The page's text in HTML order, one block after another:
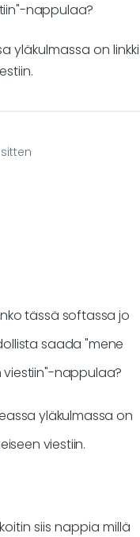
nappulaa?
yläkulmassa on linkki
tässä softassa jo
saada "mene
nappulaa?
yläkulmassa on
viestiin.
siis nappia millä